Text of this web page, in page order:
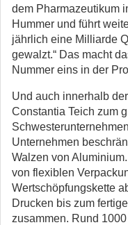
dem Pharmazeutikum
Hummer und führt
jährlich eine Milliarde
gewalzt.“ Das macht
Nummer eins in der
Und auch innerhalb
Constantia Teich zum
Unternehmen
Walzen von
von flexiblen
Wertschöpfungskette
Drucken bis zum
zusammen. Rund